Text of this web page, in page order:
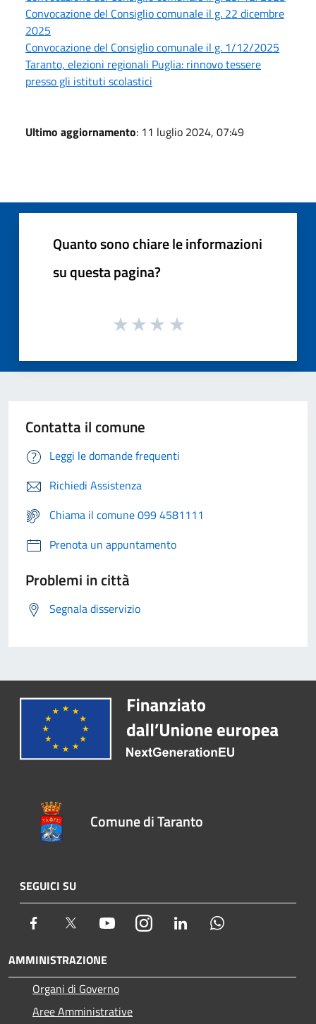
Convocazione del Consiglio comunale il g. 22 dicembre
2025
Convocazione del Consiglio comunale il g. 1/12/2025
Taranto, elezioni regionali Puglia: rinnovo tessere
presso gli istituti scolastici
Ultimo aggiornamento: 11 luglio 2024, 07:49
Quanto sono chiare le informazioni
su questa pagina?
Contatta il comune
Leggi le domande frequenti
Richiedi Assistenza
Chiama il comune 099 4581111
Prenota un appuntamento
Problemi in città
Segnala disservizio
Comune di Taranto
SEGUICI SU
Facebook Twitter YoutubeInstagram LinkedIn
AMMINISTRAZIONE
Organi di Governo
Aree Amministrative